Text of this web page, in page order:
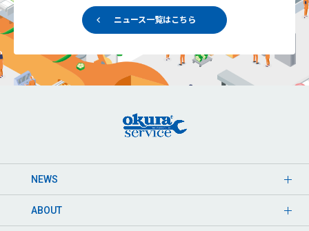
ニュース一覧はこちら
NEWS
ABOUT